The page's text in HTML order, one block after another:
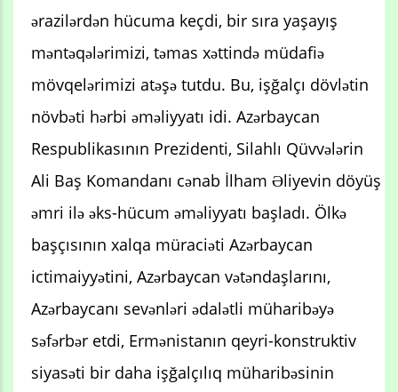
ərazilərdən hücuma keçdi, bir sıra yaşayış
məntəqələrimizi, təmas xəttində müdafiə
mövqelərimizi atəşə tutdu. Bu, işğalçı dövlətin
növbəti hərbi əməliyyatı idi. Azərbaycan
Respublikasının Prezidenti, Silahlı Qüvvələrin
Ali Baş Komandanı cənab İlham Əliyevin döyüş
əmri ilə əks-hücum əməliyyatı başladı. Ölkə
başçısının xalqa müraciəti Azərbaycan
ictimaiyyətini, Azərbaycan vətəndaşlarını,
Azərbaycanı sevənləri ədalətli müharibəyə
səfərbər etdi, Ermənistanın qeyri-konstruktiv
siyasəti bir daha işğalçılıq müharibəsinin